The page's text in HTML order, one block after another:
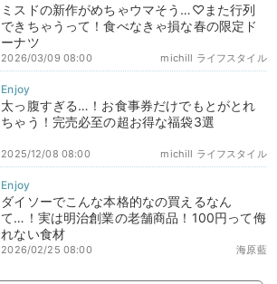
ミスドの新作がめちゃウマそう…♡また行列
できちゃうって！食べなきゃ損な春の限定ド
ーナツ
michill ライフスタイル
2026/03/09 08:00
太っ腹すぎる…！お食事券だけでもとがとれ
ちゃう！完売必至の超お得な福袋3選
michill ライフスタイル
2025/12/08 08:00
ダイソーでこんな本格的なの買えるなん
て…！実は明治創業の老舗商品！100円って侮
れない食材
海原藍
2026/02/25 08:00